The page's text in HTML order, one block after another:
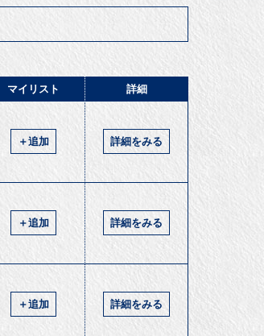
マイリスト 詳細
＋追加 詳細をみる
＋追加 詳細をみる
＋追加 詳細をみる